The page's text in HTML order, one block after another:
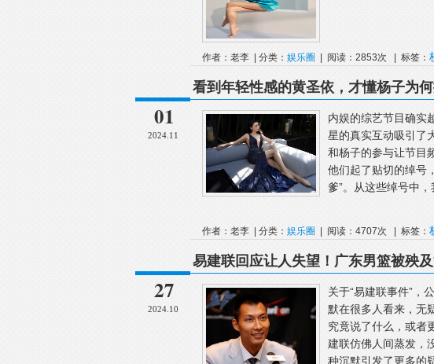
作者：老李 | 分类： 娱乐圈 | 阅读：2853次 | 标签：
01
2024.11
看到年轻性感的黄圣依，才懂杨子为
内娱的综艺节目确实
星的真实互动吸引了
和杨子的参与让节目
他们起了贴切的绰号
爹”。从这些绰号中
作者：老李 | 分类： 娱乐圈 | 阅读：4707次 | 标签：
27
2024.10
易建联回应让人失望！广东男篮被殃
关于“易建联事件”，
默在很多人看来，无
究竟说了什么，或者
建联仿佛人间蒸发，
种沉默引发了更多的